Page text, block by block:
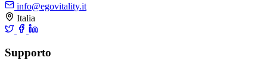
info@egovitality.it
Italia
Supporto